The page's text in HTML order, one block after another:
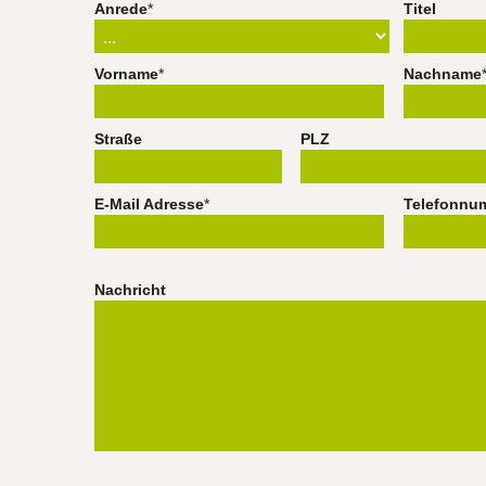
Anrede* Titel
Vorname* Nachname*
Straße PLZ
E-Mail Adresse*
Nachricht